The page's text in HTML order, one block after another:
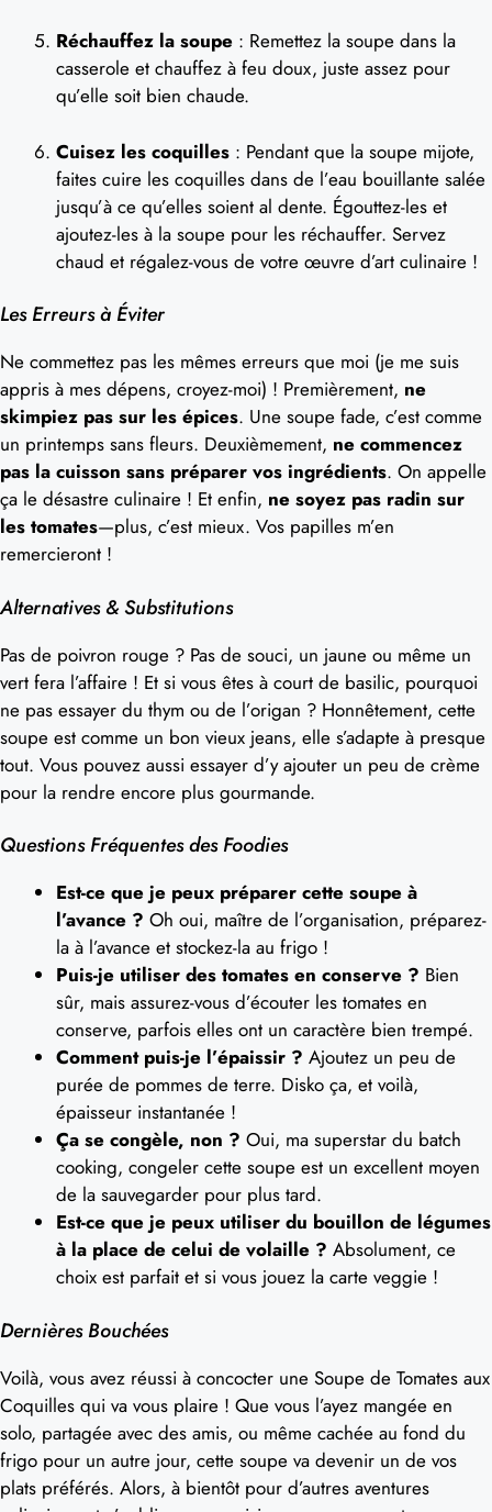
Réchauffez la soupe : Remettez la soupe dans la
casserole et chauffez à feu doux, juste assez pour
qu’elle soit bien chaude.
Cuisez les coquilles : Pendant que la soupe mijote,
faites cuire les coquilles dans de l’eau bouillante salée
jusqu’à ce qu’elles soient al dente. Égouttez-les et
ajoutez-les à la soupe pour les réchauffer. Servez
chaud et régalez-vous de votre œuvre d’art culinaire !
Les Erreurs à Éviter
Ne commettez pas les mêmes erreurs que moi (je me suis
appris à mes dépens, croyez-moi) ! Premièrement, ne
skimpiez pas sur les épices. Une soupe fade, c’est comme
un printemps sans fleurs. Deuxièmement, ne commencez
pas la cuisson sans préparer vos ingrédients. On appelle
ça le désastre culinaire ! Et enfin, ne soyez pas radin sur
les tomates—plus, c’est mieux. Vos papilles m’en
remercieront !
Alternatives & Substitutions
Pas de poivron rouge ? Pas de souci, un jaune ou même un
vert fera l’affaire ! Et si vous êtes à court de basilic, pourquoi
ne pas essayer du thym ou de l’origan ? Honnêtement, cette
soupe est comme un bon vieux jeans, elle s’adapte à presque
tout. Vous pouvez aussi essayer d’y ajouter un peu de crème
pour la rendre encore plus gourmande.
Questions Fréquentes des Foodies
Est-ce que je peux préparer cette soupe à
l’avance ? Oh oui, maître de l’organisation, préparez-
la à l’avance et stockez-la au frigo !
Puis-je utiliser des tomates en conserve ? Bien
sûr, mais assurez-vous d’écouter les tomates en
conserve, parfois elles ont un caractère bien trempé.
Comment puis-je l’épaissir ? Ajoutez un peu de
purée de pommes de terre. Disko ça, et voilà,
épaisseur instantanée !
Ça se congèle, non ? Oui, ma superstar du batch
cooking, congeler cette soupe est un excellent moyen
de la sauvegarder pour plus tard.
Est-ce que je peux utiliser du bouillon de légumes
à la place de celui de volaille ? Absolument, ce
choix est parfait et si vous jouez la carte veggie !
Dernières Bouchées
Voilà, vous avez réussi à concocter une Soupe de Tomates aux
Coquilles qui va vous plaire ! Que vous l’ayez mangée en
solo, partagée avec des amis, ou même cachée au fond du
frigo pour un autre jour, cette soupe va devenir un de vos
plats préférés. Alors, à bientôt pour d’autres aventures